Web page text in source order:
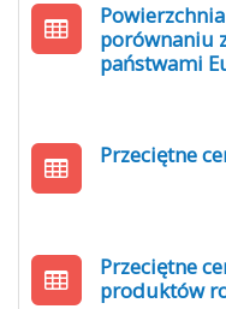
porównaniu
państwami
Przeciętne
Przeciętne
produktów